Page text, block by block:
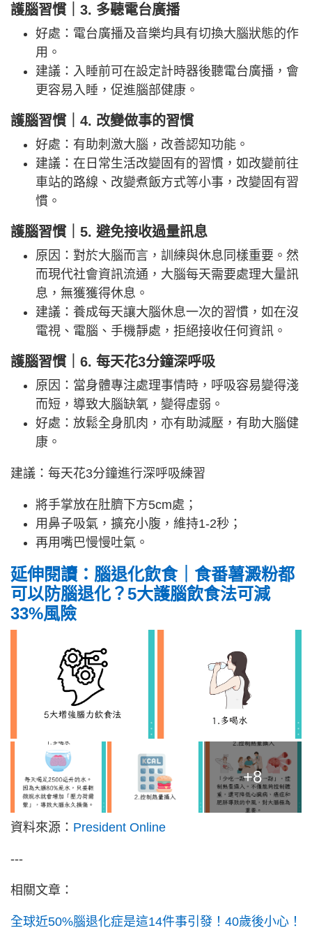
護腦習慣｜3. 多聽電台廣播
好處：電台廣播及音樂均具有切換大腦狀態的作
用。
建議：入睡前可在設定計時器後聽電台廣播，會
更容易入睡，促進腦部健康。
護腦習慣｜4. 改變做事的習慣
好處：有助刺激大腦，改善認知功能。
建議：在日常生活改變固有的習慣，如改變前往
車站的路線、改變煮飯方式等小事，改變固有習
慣。
護腦習慣｜5. 避免接收過量訊息
原因：對於大腦而言，訓練與休息同樣重要。然
而現代社會資訊流通，大腦每天需要處理大量訊
息，無獲獲得休息。
建議：養成每天讓大腦休息一次的習慣，如在沒
電視、電腦、手機靜處，拒絕接收任何資訊。
護腦習慣｜6. 每天花3分鐘深呼吸
原因：當身體專注處理事情時，呼吸容易變得淺
而短，導致大腦缺氧，變得虛弱。
好處：放鬆全身肌肉，亦有助減壓，有助大腦健
康。
建議：每天花3分鐘進行深呼吸練習
將手掌放在肚臍下方5cm處；
用鼻子吸氣，擴充小腹，維持1-2秒；
再用嘴巴慢慢吐氣。
延伸閱讀：腦退化飲食｜食番薯澱粉都
可以防腦退化？5大護腦飲食法可減
33%風險
+8
資料來源： President Online
---
相關文章：
全球近50%腦退化症是這14件事引發！40歲後小心！